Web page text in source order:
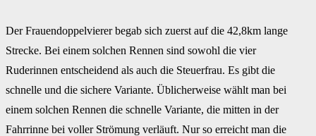
Der Frauendoppelvierer begab sich zuerst auf die 42,8km lange
Strecke. Bei einem solchen Rennen sind sowohl die vier
Ruderinnen entscheidend als auch die Steuerfrau. Es gibt die
schnelle und die sichere Variante. Üblicherweise wählt man bei
einem solchen Rennen die schnelle Variante, die mitten in der
Fahrrinne bei voller Strömung verläuft. Nur so erreicht man die